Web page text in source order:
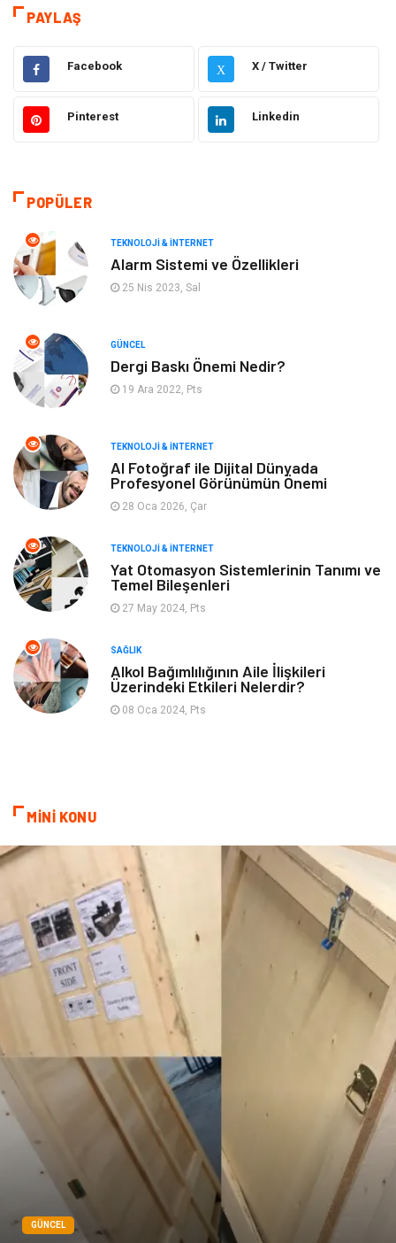
Kamera Sistemleri
Elektrik & Elektronik Gıda
Güzellik & Bakım Otomotiv
Tatil
Bilgisayar & Yazılım Genel Kültür
Mobilya
Turizm
Plaka Tanıma Sistemleri Hediyelik Eşya
Tarım & Hayvancılık Moda
PAYLAŞ
Facebook X X / Twitter
Pinterest Linkedin
POPÜLER
TEKNOLOJI & İNTERNET
Alarm Sistemi ve Özellikleri
25 Nis 2023, Sal
GÜNCEL
Dergi Baskı Önemi Nedir?
19 Ara 2022, Pts
TEKNOLOJI & İNTERNET
AI Fotoğraf ile Dijital Dünyada
Profesyonel Görünümün Önemi
28 Oca 2026, Çar
TEKNOLOJI & İNTERNET
Yat Otomasyon Sistemlerinin Tanımı ve
Temel Bileşenleri
27 May 2024, Pts
SAĞLIK
Alkol Bağımlılığının Aile İlişkileri
Üzerindeki Etkileri Nelerdir?
08 Oca 2024, Pts
MİNİ KONU
GÜNCEL